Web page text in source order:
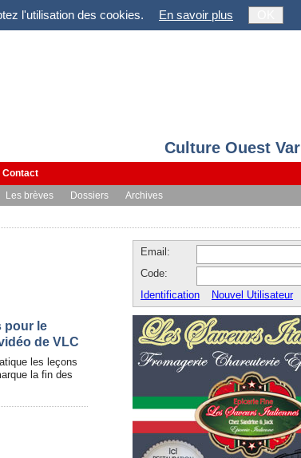
l'utilisation des cookies. En savoir plus
Culture Ouest Var
Contact
Les brèves Dossiers Archives
pour le
de VLC
les leçons
la fin des
Email:
Code:
Identification
Nouvel Utilisateur